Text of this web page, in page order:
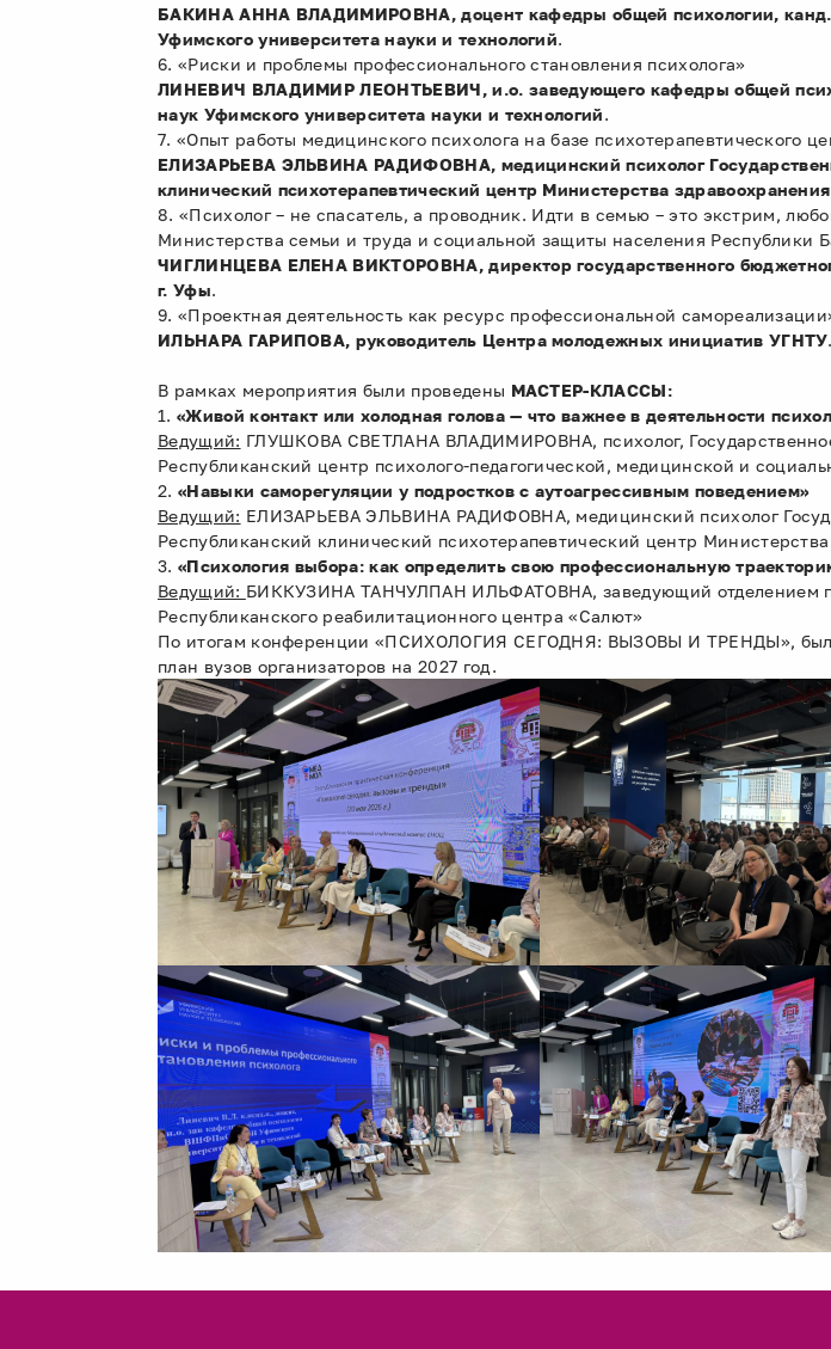
БАКИНА АННА ВЛАДИМИРОВНА, доцент кафедры общей психологии,
Уфимского университета науки и технологий.
6. «Риски и проблемы профессионального становления психолога»
ЛИНЕВИЧ ВЛАДИМИР ЛЕОНТЬЕВИЧ, и.о. заведующего кафедры общей
наук Уфимского университета науки и технологий.
7. «Опыт работы медицинского психолога на базе психотерапевтического
ЕЛИЗАРЬЕВА ЭЛЬВИНА РАДИФОВНА, медицинский психолог
клинический психотерапевтический центр Министерства
8. «Психолог – не спасатель, а проводник. Идти в семью – это экстрим,
Министерства семьи и труда и социальной защиты населения Республики
ЧИГЛИНЦЕВА ЕЛЕНА ВИКТОРОВНА, директор государственного
г. Уфы.
9. «Проектная деятельность как ресурс профессиональной
ИЛЬНАРА ГАРИПОВА, руководитель Центра молодежных инициатив УГНТУ.
В рамках мероприятия были проведены МАСТЕР-КЛАССЫ:
1. «Живой контакт или холодная голова — что важнее в деятельности
Ведущий: ГЛУШКОВА СВЕТЛАНА ВЛАДИМИРОВНА, психолог,
Республиканский центр психолого-педагогической, медицинской и
2. «Навыки саморегуляции у подростков с аутоагрессивным поведением»
Ведущий: ЕЛИЗАРЬЕВА ЭЛЬВИНА РАДИФОВНА, медицинский психолог
Республиканский клинический психотерапевтический центр
3. «Психология выбора: как определить свою профессиональную
Ведущий: БИККУЗИНА ТАНЧУЛПАН ИЛЬФАТОВНА, заведующий отделением
Республиканского реабилитационного центра «Салют»
По итогам конференции «ПСИХОЛОГИЯ СЕГОДНЯ: ВЫЗОВЫ И ТРЕНДЫ»,
план вузов организаторов на 2027 год.